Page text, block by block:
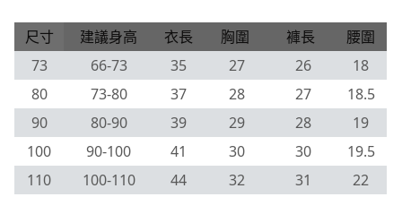
尺寸 建議身高 衣長 胸圍 褲長
腰圍
73
66-73 35 27 26
18
80
73-80 37 28 27
18.5
90
80-90 39 29 28
19
100
90-100 41 30 30
19.5
110
100-110 44 32 31
22